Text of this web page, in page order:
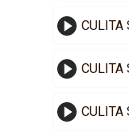
CULITA
CULITA
CULITA